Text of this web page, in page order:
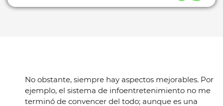
No obstante, siempre hay aspectos mejorables. Por
ejemplo, el sistema de infoentretenimiento no me
terminó de convencer del todo; aunque es una